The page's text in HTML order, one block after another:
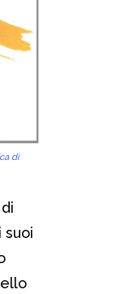
di
suoi